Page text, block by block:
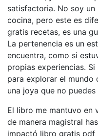
satisfactoria. No soy
cocina, pero este es
gratis recetas, es una
La pertenencia es un
encuentra, como si
propias experiencias.
para explorar el mundo
una joya que no
El libro me mantuvo en
de manera magistral
impactó libro gratis pdf